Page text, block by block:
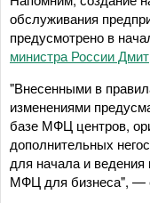
обслуживания
предусмотрено в
министра России
"Внесенными в
изменениями
базе МФЦ центров,
дополнительных
для начала и ведения
МФЦ для бизнеса", —